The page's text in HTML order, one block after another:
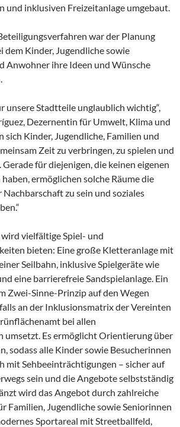
und inklusiven Freizeitanlage umgebaut.
war der Planung
dem Kinder, Jugendliche sowie
Anwohner ihre Ideen und Wünsche
unsere Stadtteile unglaublich wichtig“,
Dezernentin für Umwelt, Klima und
sich Kinder, Jugendliche, Familien und
Zeit zu verbringen, zu spielen und
für diejenigen, die keinen eigenen
ermöglichen solche Räume die
zu sein und soziales
vielfältige Spiel- und
bieten: Eine große Kletteranlage mit
Seilbahn, inklusive Spielgeräte wie
eine barrierefreie Sandspielanlage. Ein
Zwei-Sinne-Prinzip auf den Wegen
an der Inklusionsmatrix der Vereinten
bei allen
umsetzt. Es ermöglicht Orientierung über
sodass alle Kinder sowie Besucherinnen
mit Sehbeeinträchtigungen – sicher auf
sein und die Angebote selbstständig
wird das Angebot durch zahlreiche
Familien, Jugendliche sowie Seniorinnen
Sportareal mit Streetballfeld,